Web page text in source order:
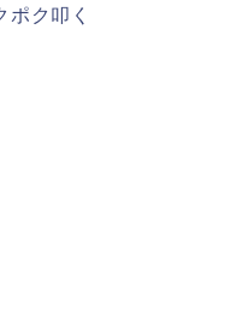
ク叩く